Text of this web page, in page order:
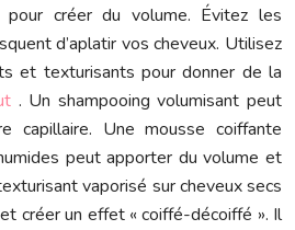
pour créer du volume. Évitez les
d’aplatir vos cheveux. Utilisez
et texturisants pour donner de la
. Un shampooing volumisant peut
capillaire. Une mousse coiffante
peut apporter du volume et
vaporisé sur cheveux secs
créer un effet « coiffé-décoiffé ». Il